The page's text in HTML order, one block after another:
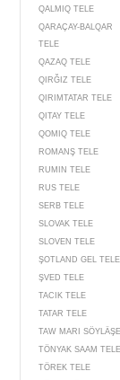
QALMIQ TELE
QARAÇAY-BALQAR
TELE
QAZAQ TELE
QIRĞIZ TELE
QIRIMTATAR TELE
QITAY TELE
QOMIQ TELE
ROMANŞ TELE
RUMIN TELE
RUS TELE
SERB TELE
SLOVAK TELE
SLOVEN TELE
ŞOTLAND GEL TELE
ŞVED TELE
TACIK TELE
TATAR TELE
TAW MARI SÖYLÄŞE
TÖNYAK SAAM TELE
TÖREK TELE